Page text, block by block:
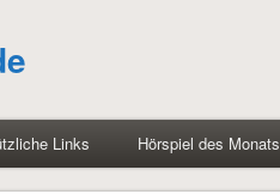
Links Hörspiel des Monats